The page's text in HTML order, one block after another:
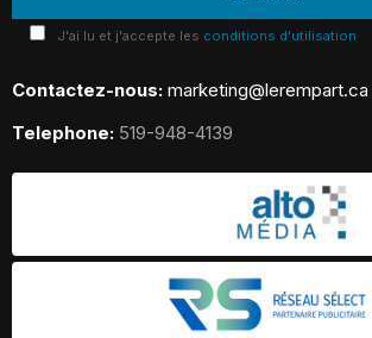
J'ai lu et j'accepte les conditions d'utilisation
Contactez-nous: marketing@lerempart.ca
Telephone: 519-948-4139